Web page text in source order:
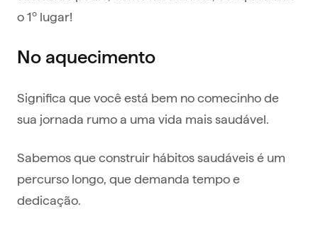
o 1º lugar!
No aquecimento
Significa que você está bem no comecinho de
sua jornada rumo a uma vida mais saudável.
Sabemos que construir hábitos saudáveis é um
percurso longo, que demanda tempo e
dedicação.